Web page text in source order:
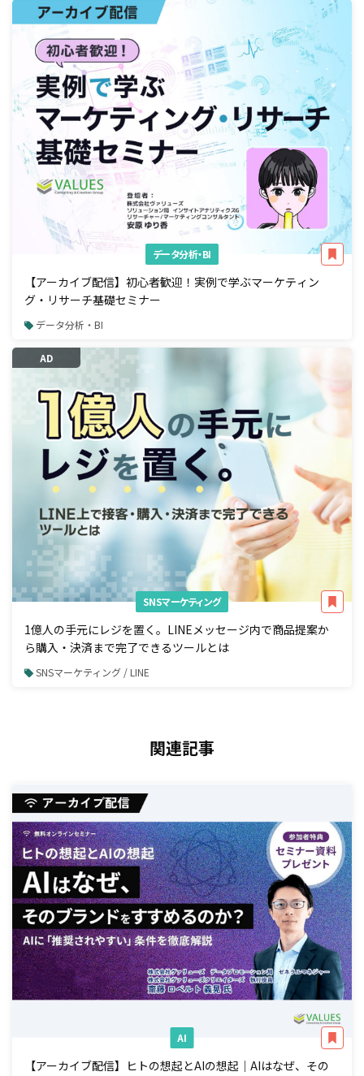
データ分析・BI
【アーカイブ配信】初心者歓迎！実例で学ぶマーケティン
グ・リサーチ基礎セミナー
データ分析・BI
AD
SNSマーケティング
1億人の手元にレジを置く。LINEメッセージ内で商品提案か
ら購入・決済まで完了できるツールとは
SNSマーケティング / LINE
関連記事
AI
【アーカイブ配信】ヒトの想起とAIの想起｜AIはなぜ、その